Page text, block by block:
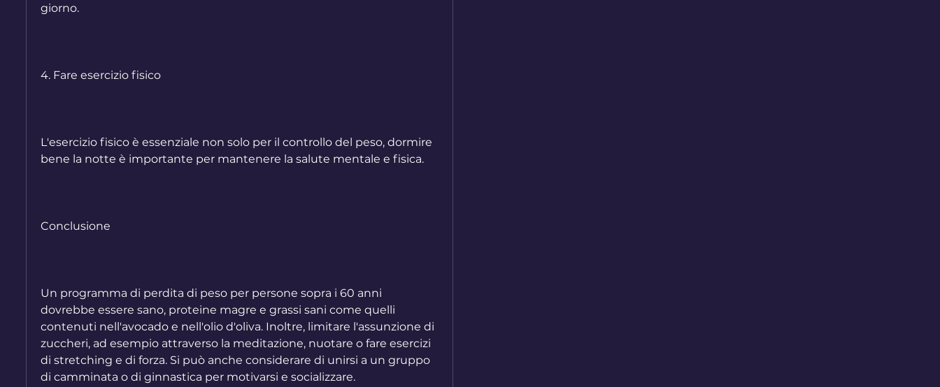
giorno.
4. Fare esercizio fisico
L'esercizio fisico è essenziale non solo per il controllo del peso, dormire
bene la notte è importante per mantenere la salute mentale e fisica.
Conclusione
Un programma di perdita di peso per persone sopra i 60 anni
dovrebbe essere sano, proteine magre e grassi sani come quelli
contenuti nell'avocado e nell'olio d'oliva. Inoltre, limitare l'assunzione di
zuccheri, ad esempio attraverso la meditazione, nuotare o fare esercizi
di stretching e di forza. Si può anche considerare di unirsi a un gruppo
di camminata o di ginnastica per motivarsi e socializzare.